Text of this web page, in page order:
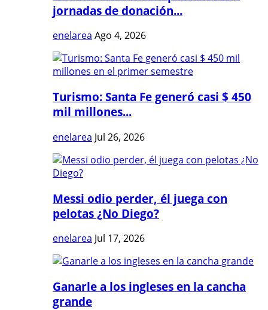
jornadas de donación...
enelarea Ago 4, 2026
Turismo: Santa Fe generó casi $ 450
mil millones...
enelarea Jul 26, 2026
Messi odio perder, él juega con
pelotas ¿No Diego?
enelarea Jul 17, 2026
Ganarle a los ingleses en la cancha
grande